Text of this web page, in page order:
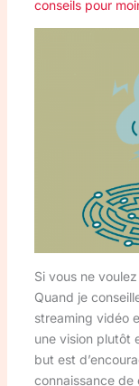
conseils pour
Si vous ne
Quand je
streaming vidéo
une vision plutôt
but est
connaissance de